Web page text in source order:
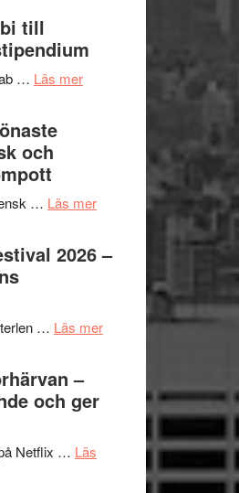
I
Want
to
Believe
Vrach
Frankenshtey
–
med
Mulder
och
presenterar
19
till
… Läs merom
Kulturs
och
… Läs merom
en
hjärtevarm
2026 –
… Läs merom
Festival
–
och ger
Netflix … Läs